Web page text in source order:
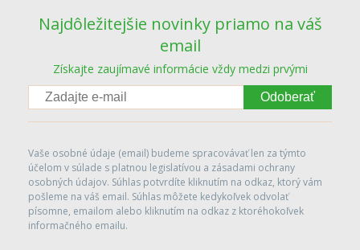
Najdôležitejšie novinky priamo na váš
email
Získajte zaujímavé informácie vždy medzi prvými
Odoberať
Vaše osobné údaje (email) budeme spracovávať len za týmto
účelom v súlade s platnou legislatívou a zásadami ochrany
osobných údajov. Súhlas potvrdíte kliknutím na odkaz, ktorý vám
pošleme na váš email. Súhlas môžete kedykoľvek odvolať
písomne, emailom alebo kliknutím na odkaz z ktoréhokoľvek
informačného emailu.